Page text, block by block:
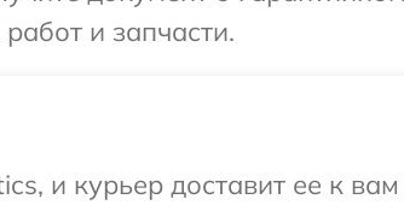
и запчасти.
и курьер доставит ее к